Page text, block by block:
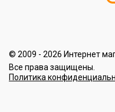
© 2009 - 2026 Интернет
Все права защищены.
Политика